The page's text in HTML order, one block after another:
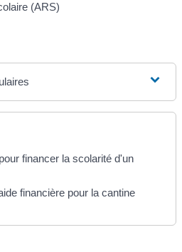
(ARS)
financer la scolarité d'un
financière pour la cantine